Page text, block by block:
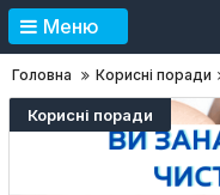
Меню
Головна Корисні поради
Корисні поради